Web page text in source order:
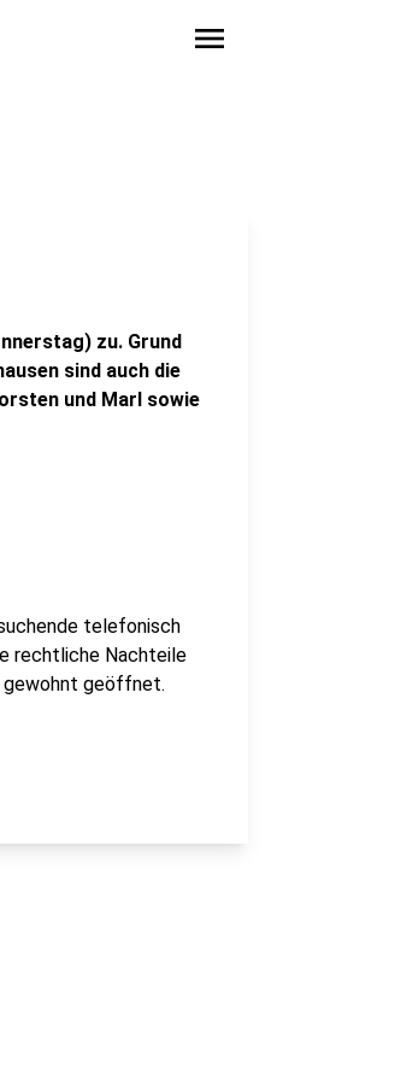
menu
zu. Grund
sind auch die
und Marl sowie
telefonisch
rechtliche Nachteile
gewohnt geöffnet.